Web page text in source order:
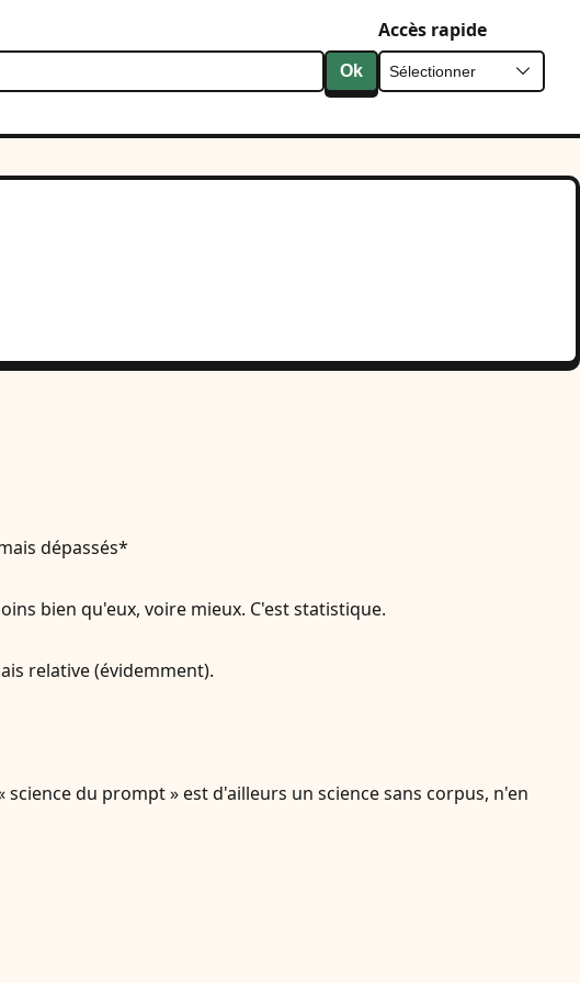
Ok
Accès rapide
dépassés*
bien qu'eux, voire mieux. C'est statistique.
relative (évidemment).
du prompt » est d'ailleurs un science sans corpus, n'en